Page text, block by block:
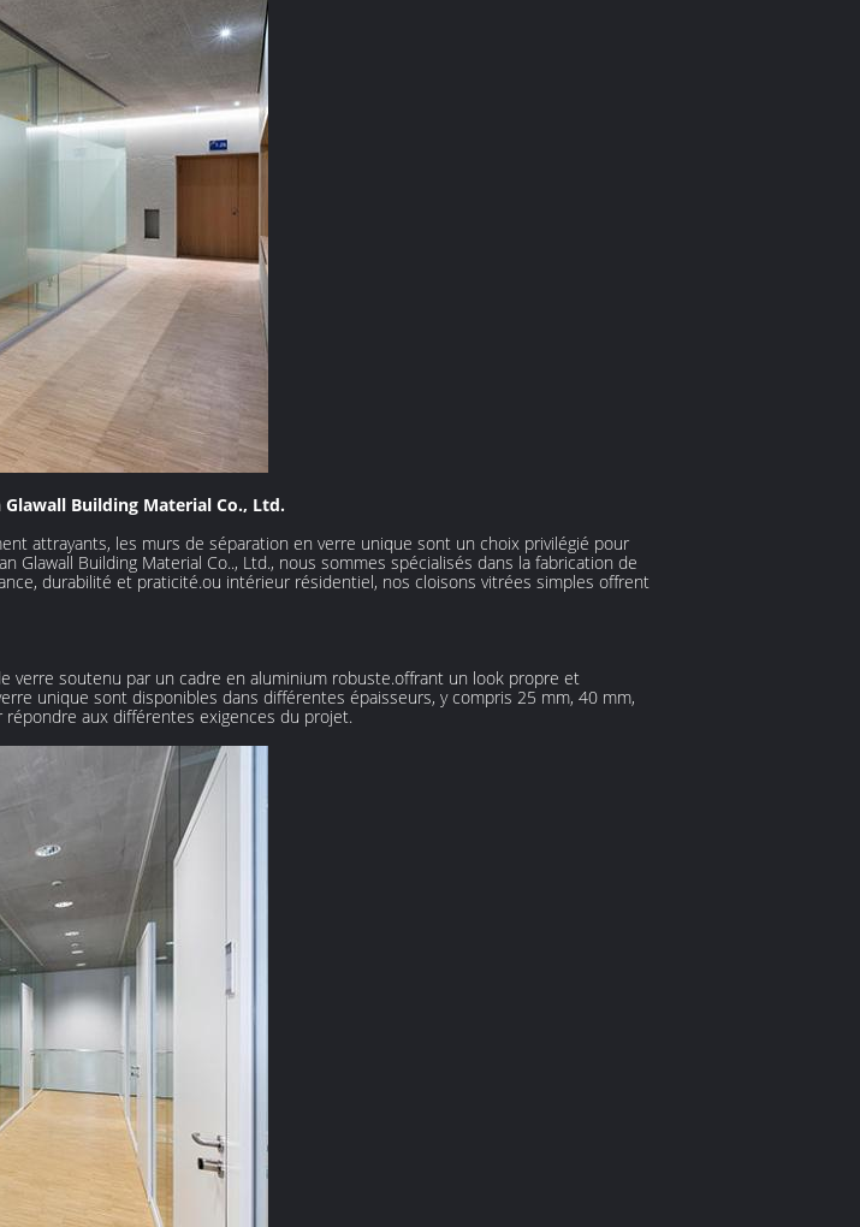
Building Material Co., Ltd.
attrayants, les murs de séparation en verre unique sont un choix privilégié pour
Building Material Co.., Ltd., nous sommes spécialisés dans la fabrication de
durabilité et praticité.ou intérieur résidentiel, nos cloisons vitrées simples offrent
soutenu par un cadre en aluminium robuste.offrant un look propre et
unique sont disponibles dans différentes épaisseurs, y compris 25 mm, 40 mm,
aux différentes exigences du projet.